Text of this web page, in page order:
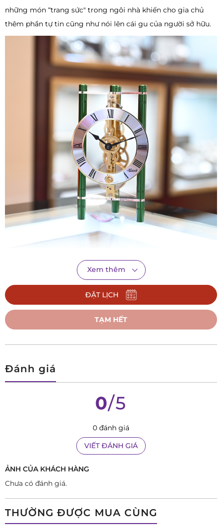
những món “trang sức" trong ngôi nhà khiến cho gia chủ
thêm phần tự tin cũng như nói lên cái gu của người sở hữu.
Hermle 23023-S60721 là mẫu đồng hồ để bàn mang phong
cách hiện đại, trẻ trung. Vỏ của mẫu đồng hồ này được làm
từ các trụ nhôm phủ lớp sơn đen sang trọng, hai tấm kính
gắn kết 2 đầu của các trụ tạo nên một tổng thể vững chắc.
Mặt đồng hồ Hermle 23023-S60721
diễn toàn bộ cỗ máy được làm từ đồng thau nguyên chất
một cách tinh tế. Quả lắc của mẫu đồng hồ này cũng mang
Hermle 23023-S60721 có thời gian trữ cót là 8 ngày, mỗi
tiếng điểm chuông một lần.
Sản phẩm đã có mặt tại hệ thống Đồng hồ Galle
chiêm ngưỡng và sở hữu Hermle 23023-S60721 ngay hôm
nay!
Xem thêm
ĐẶT LỊCH
TẠM HẾT
Đánh giá
0/5
0 đánh giá
VIẾT ĐÁNH GIÁ
ẢNH CỦA KHÁCH HÀNG
Chưa có đánh giá.
THƯỜNG ĐƯỢC MUA CÙNG